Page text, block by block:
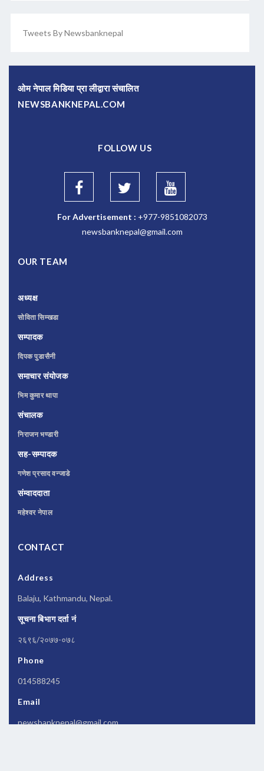
Tweets By Newsbanknepal
ओम नेपाल मिडिया प्रा लीद्वारा संचालित
NEWSBANKNEPAL.COM
FOLLOW US
For Advertisement : +977-9851082073
newsbanknepal@gmail.com
OUR TEAM
अध्यक्ष
सोविता सिम्खडा
सम्पादक
दिपक पुडासैनी
समाचार संयोजक
भिम कुमार थापा
संचालक
निराजन भण्डारी
सह-सम्पादक
गणेश प्रसाद वन्जाडे
संम्वाददाता
महेश्वर नेपाल
CONTACT
Address
Balaju, Kathmandu, Nepal.
सूचना बिभाग दर्ता नं
२६९६/२०७७-०७८
Phone
014588245
Email
newsbanknepal@gmail.com